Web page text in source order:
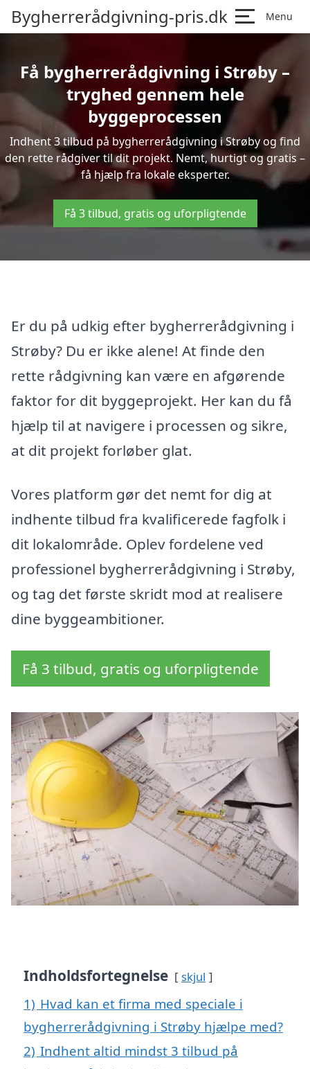
Bygherrerådgivning-pris.dk Menu
Få bygherrerådgivning i Strøby –
tryghed gennem hele
byggeprocessen
Indhent 3 tilbud på bygherrerådgivning i Strøby og find
den rette rådgiver til dit projekt. Nemt, hurtigt og gratis –
få hjælp fra lokale eksperter.
Få 3 tilbud, gratis og uforpligtende
Er du på udkig efter bygherrerådgivning i
Strøby? Du er ikke alene! At finde den
rette rådgivning kan være en afgørende
faktor for dit byggeprojekt. Her kan du få
hjælp til at navigere i processen og sikre,
at dit projekt forløber glat.
Vores platform gør det nemt for dig at
indhente tilbud fra kvalificerede fagfolk i
dit lokalområde. Oplev fordelene ved
professionel bygherrerådgivning i Strøby,
og tag det første skridt mod at realisere
dine byggeambitioner.
Få 3 tilbud, gratis og uforpligtende
Indholdsfortegnelse skjul
1) Hvad kan et firma med speciale i
bygherrerådgivning i Strøby hjælpe med?
2) Indhent altid mindst 3 tilbud på